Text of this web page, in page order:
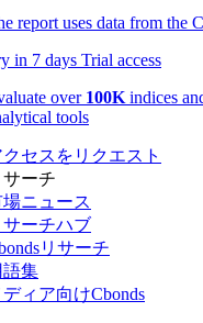
report uses data from the
in 7 days Trial access
over 100K indices
tools
クセスをリクエスト
ーチ
ニュース
サーチハブ
リサーチ
語集
ディア向けCbonds